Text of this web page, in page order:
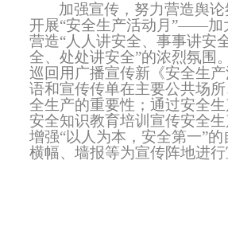
加强宣传，努力营造舆
开展“安全生产活动月”——加
营造“人人讲安全、事事讲安
全、处处讲安全”的浓烈氛围
巡回用广播宣传新《安全生
语和宣传传单在主要公共场
全生产的重要性；通过安全
安全知识教育培训宣传安全生
增强“以人为本，安全第一”的
横幅、墙报等为宣传阵地进行